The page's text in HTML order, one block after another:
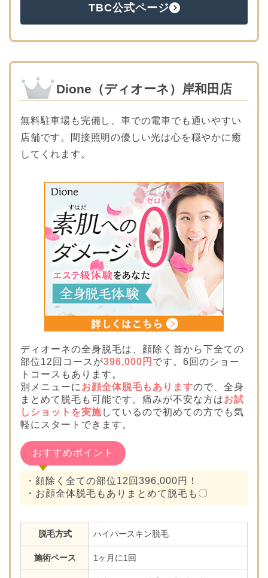
TBC公式ページ
Dione（ディオーネ）岸和田店
無料駐車場も完備し、車での電車でも通いやすい
店舗です。間接照明の優しい光は心を穏やかに癒
してくれます。
ディオーネの全身脱毛は、顔除く首から下全ての
部位12回コースが396,000円 です。6回のショー
トコースもあります。
別メニューに お顔全体脱毛もありますので、全身
まとめて脱毛も可能です。痛みが不安な方はお試
しショットを実施しているので初めての方でも気
軽にスタートできます。
おすすめポイント
・顔除く全ての部位12回396,000円！
・お顔全体脱毛もありまとめて脱毛も〇
脱毛方式 ハイパースキン脱毛
施術ペース 1ヶ月に1回